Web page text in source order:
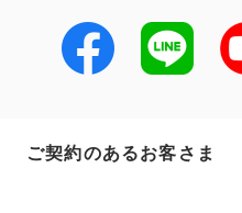
ご契約のあるお客さま